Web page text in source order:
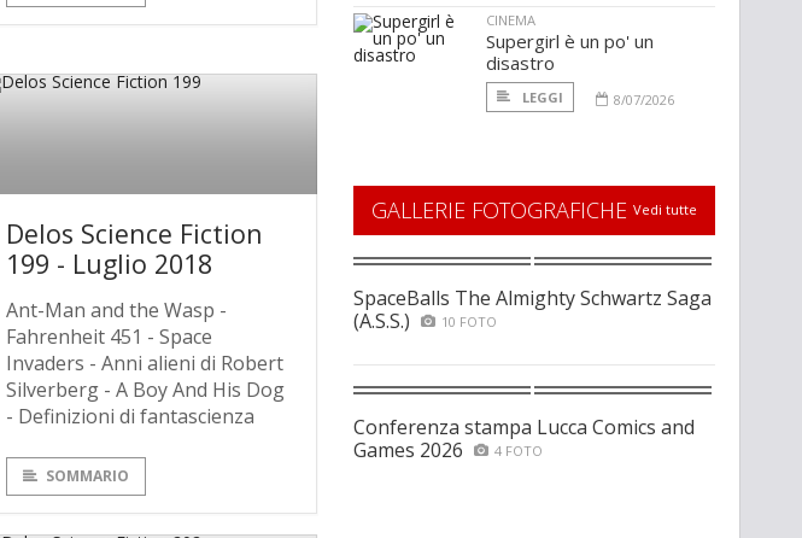
Delos Science Fiction
199 - Luglio 2018
Ant-Man and the Wasp -
Fahrenheit 451 - Space
Invaders - Anni alieni di Robert
Silverberg - A Boy And His Dog
- Definizioni di fantascienza
SOMMARIO
CINEMA
Supergirl è un po' un
disastro
LEGGI 8/07/2026
GALLERIE FOTOGRAFICHE Vedi tutte
SpaceBalls The Almighty Schwartz Saga
(A.S.S.)
10 FOTO
Conferenza stampa Lucca Comics and
Games 2026
4 FOTO